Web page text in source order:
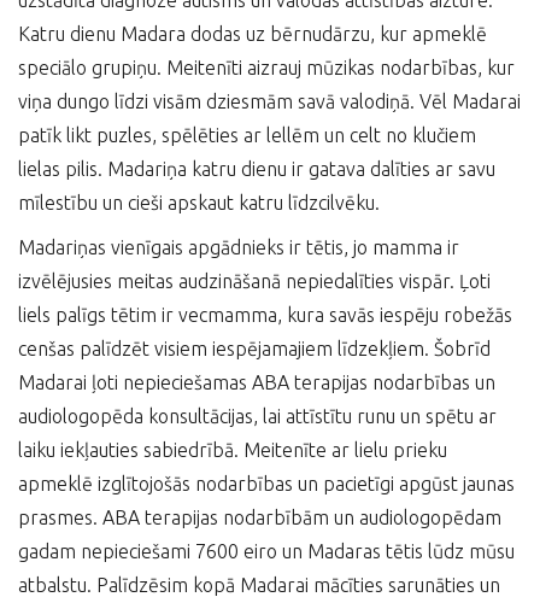
Katru dienu Madara dodas uz bērnudārzu, kur apmeklē
speciālo grupiņu. Meitenīti aizrauj mūzikas nodarbības, kur
viņa dungo līdzi visām dziesmām savā valodiņā. Vēl Madarai
patīk likt puzles, spēlēties ar lellēm un celt no klučiem
lielas pilis. Madariņa katru dienu ir gatava dalīties ar savu
mīlestību un cieši apskaut katru līdzcilvēku.
Madariņas vienīgais apgādnieks ir tētis, jo mamma ir
izvēlējusies meitas audzināšanā nepiedalīties vispār. Ļoti
liels palīgs tētim ir vecmamma, kura savās iespēju robežās
cenšas palīdzēt visiem iespējamajiem līdzekļiem. Šobrīd
Madarai ļoti nepieciešamas ABA terapijas nodarbības un
audiologopēda konsultācijas, lai attīstītu runu un spētu ar
laiku iekļauties sabiedrībā. Meitenīte ar lielu prieku
apmeklē izglītojošās nodarbības un pacietīgi apgūst jaunas
prasmes. ABA terapijas nodarbībām un audiologopēdam
gadam nepieciešami 7600 eiro un Madaras tētis lūdz mūsu
atbalstu. Palīdzēsim kopā Madarai mācīties sarunāties un